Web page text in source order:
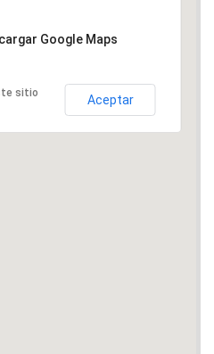
Google Maps
sitio
Aceptar